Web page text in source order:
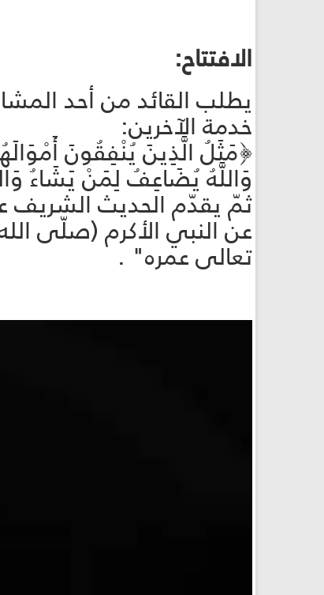
الافتتاح:
يطلب القائد من أحد
خدمة الآخرين:
﴿مَثَلُ الَّذِينَ يُنْفِقُونَ
وَاللَّهُ يُضَاعِفُ لِمَنْ يَشَاءُ وَاللَّهُ
ثمّ يقدّم الحديث
عن النبي الأكرم (صلّى
تعالى عمره" .